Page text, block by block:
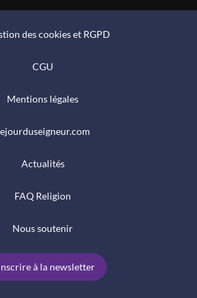
des cookies et RGPD
CGU
Mentions légales
Actualités
FAQ Religion
Nous soutenir
à la newsletter